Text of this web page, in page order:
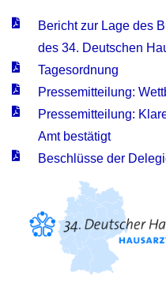
Bericht zur Lage des
des 34. Deutschen
Tagesordnung
Pressemitteilung:
Pressemitteilung:
Amt bestätigt
Beschlüsse der